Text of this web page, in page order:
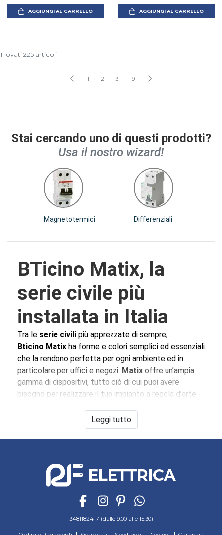
AGGIUNGI AL CARRELLO AGGIUNGI AL CARRELLO
Trovati 225 articoli
1 2 3 19
Stai cercando uno di questi prodotti?
Usa il nostro wizard!
Magnetotermici Differenziali
BTicino Matix, la
serie civile più
installata in Italia
Tra le serie civili più apprezzate di sempre,
Bticino Matix ha forme e colori semplici ed essenziali
che la rendono perfetta per ogni ambiente ed in
particolare per uffici e negozi. Matix offre un’ampia
gamma di dispositivi, tutto ciò di cui puoi avere
bisogno per realizzare il tuo impianto a regola d’arte.
molteplici gradizioni di colore (ben 24!) suddivise nelle
Metallic,Colors,Textures
Galvanics.
placche antirimozione
in ambienti aperti non sorvegliati, e una linea di
dispositivi antibatterici
che prevengo muffe e batteri.
essere implementati con
funzioni domotiche
Leggi tutto
3481182417 (dalle 9.00 alle 15.30)